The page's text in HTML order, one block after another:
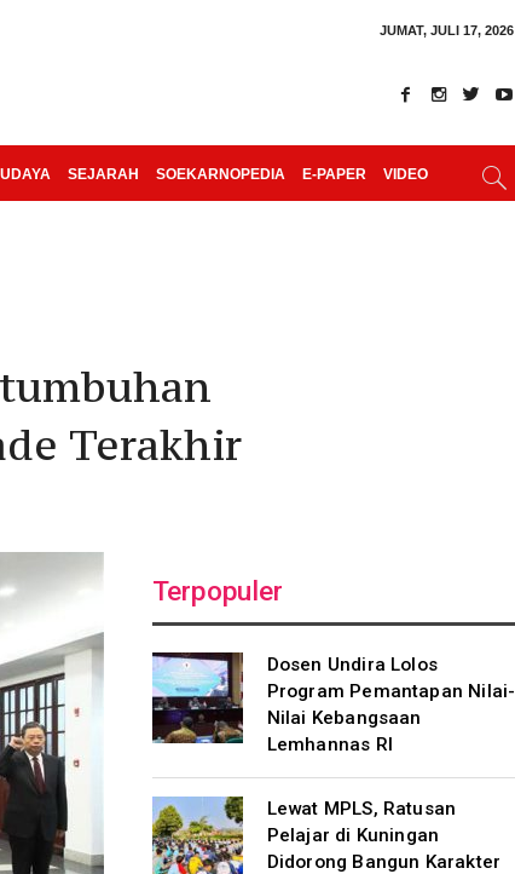
JUMAT, JULI 17, 2026
SEJARAH SOEKARNOPEDIA E-PAPER VIDEO
Terakhir
Terpopuler
Dosen Undira Lolos
Program Pemantapan Nilai-
Nilai Kebangsaan
Lemhannas RI
Lewat MPLS, Ratusan
Pelajar di Kuningan
Didorong Bangun Karakter